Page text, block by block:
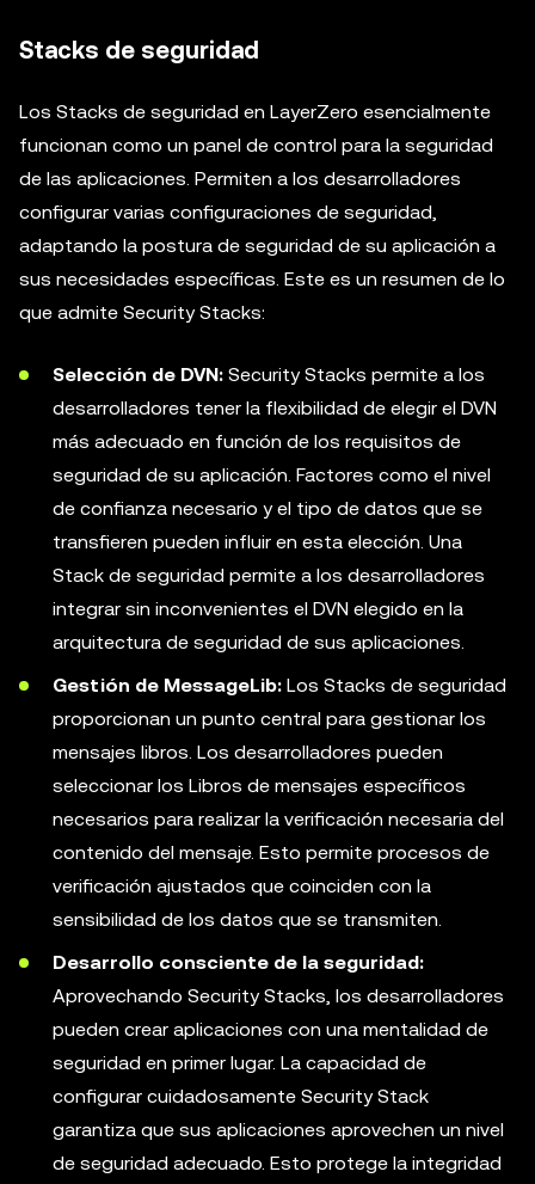
Stacks de seguridad
Los Stacks de seguridad en LayerZero esencialmente
funcionan como un panel de control para la seguridad
de las aplicaciones. Permiten a los desarrolladores
configurar varias configuraciones de seguridad,
adaptando la postura de seguridad de su aplicación a
sus necesidades específicas. Este es un resumen de lo
que admite Security Stacks:
Selección de DVN: Security Stacks permite a los
desarrolladores tener la flexibilidad de elegir el DVN
más adecuado en función de los requisitos de
seguridad de su aplicación. Factores como el nivel
de confianza necesario y el tipo de datos que se
transfieren pueden influir en esta elección. Una
Stack de seguridad permite a los desarrolladores
integrar sin inconvenientes el DVN elegido en la
arquitectura de seguridad de sus aplicaciones.
Gestión de MessageLib: Los Stacks de seguridad
proporcionan un punto central para gestionar los
mensajes libros. Los desarrolladores pueden
seleccionar los Libros de mensajes específicos
necesarios para realizar la verificación necesaria del
contenido del mensaje. Esto permite procesos de
verificación ajustados que coinciden con la
sensibilidad de los datos que se transmiten.
Desarrollo consciente de la seguridad:
Aprovechando Security Stacks, los desarrolladores
pueden crear aplicaciones con una mentalidad de
seguridad en primer lugar. La capacidad de
configurar cuidadosamente Security Stack
garantiza que sus aplicaciones aprovechen un nivel
de seguridad adecuado. Esto protege la integridad